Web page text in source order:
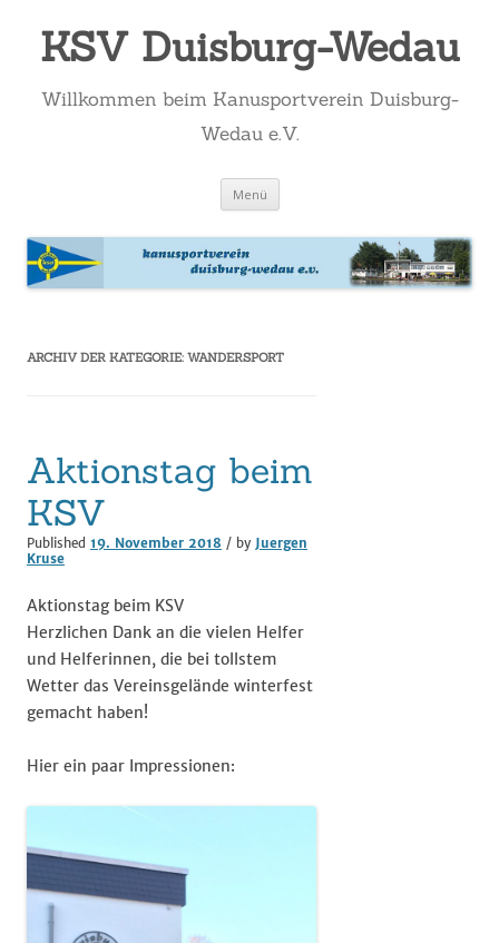
KSV Duisburg-Wedau
Willkommen beim Kanusportverein Duisburg-
Wedau e.V.
Menü Zum
springen
ARCHIV DER KATEGORIE: WANDERSPORT
Aktionstag beim
KSV
Published 19. November 2018 / by Juergen
Kruse
Aktionstag beim KSV
Herzlichen Dank an die vielen Helfer
und Helferinnen, die bei tollstem
Wetter das Vereinsgelände winterfest
gemacht haben!
Hier ein paar Impressionen: